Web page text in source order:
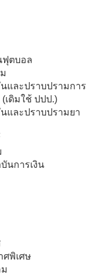
ฟุตบอล
และปราบปรามการ
เดิมใช้ ปปป.)
และปราบปรามยา
นการเงิน
ศพิเศษ